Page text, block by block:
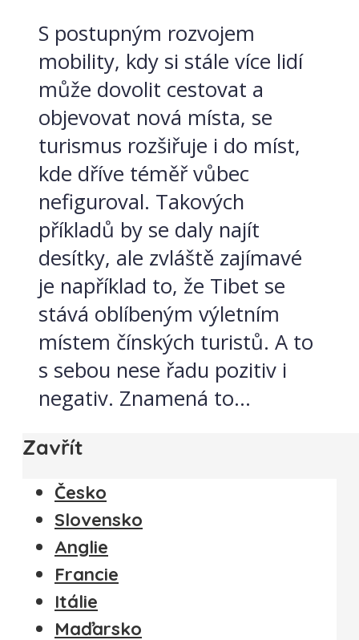
S postupným rozvojem
mobility, kdy si stále více lidí
může dovolit cestovat a
objevovat nová místa, se
turismus rozšiřuje i do míst,
kde dříve téměř vůbec
nefiguroval. Takových
příkladů by se daly najít
desítky, ale zvláště zajímavé
je například to, že Tibet se
stává oblíbeným výletním
místem čínských turistů. A to
s sebou nese řadu pozitiv i
negativ. Znamená to...
Zavřít
Česko
Slovensko
Anglie
Francie
Itálie
Maďarsko